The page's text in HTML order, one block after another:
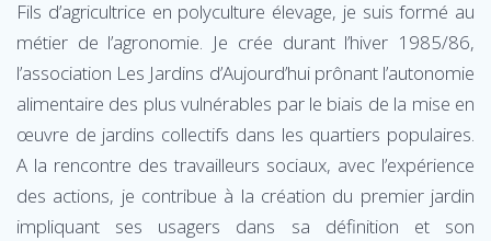
Fils d’agricultrice en polyculture élevage, je suis formé au
métier de l’agronomie. Je crée durant l’hiver 1985/86,
l’association Les Jardins d’Aujourd’hui prônant l’autonomie
alimentaire des plus vulnérables par le biais de la mise en
œuvre de jardins collectifs dans les quartiers populaires.
A la rencontre des travailleurs sociaux, avec l’expérience
des actions, je contribue à la création du premier jardin
impliquant ses usagers dans sa définition et son